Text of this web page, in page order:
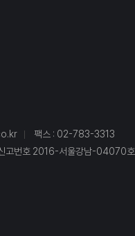
팩스 : 02-783-3313
고번호 2016-서울강남-04070호